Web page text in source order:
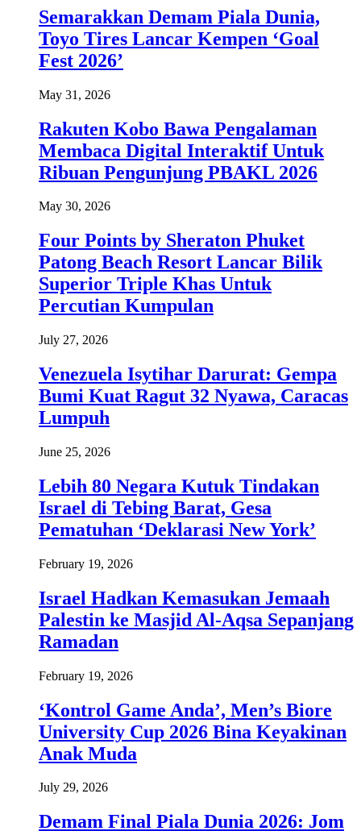
Semarakkan Demam Piala Dunia,
Toyo Tires Lancar Kempen ‘Goal
Fest 2026’
May 31, 2026
Rakuten Kobo Bawa Pengalaman
Membaca Digital Interaktif Untuk
Ribuan Pengunjung PBAKL 2026
May 30, 2026
Four Points by Sheraton Phuket
Patong Beach Resort Lancar Bilik
Superior Triple Khas Untuk
Percutian Kumpulan
July 27, 2026
Venezuela Isytihar Darurat: Gempa
Bumi Kuat Ragut 32 Nyawa, Caracas
Lumpuh
June 25, 2026
Lebih 80 Negara Kutuk Tindakan
Israel di Tebing Barat, Gesa
Pematuhan ‘Deklarasi New York’
February 19, 2026
Israel Hadkan Kemasukan Jemaah
Palestin ke Masjid Al-Aqsa Sepanjang
Ramadan
February 19, 2026
‘Kontrol Game Anda’, Men’s Biore
University Cup 2026 Bina Keyakinan
Anak Muda
July 29, 2026
Demam Final Piala Dunia 2026: Jom